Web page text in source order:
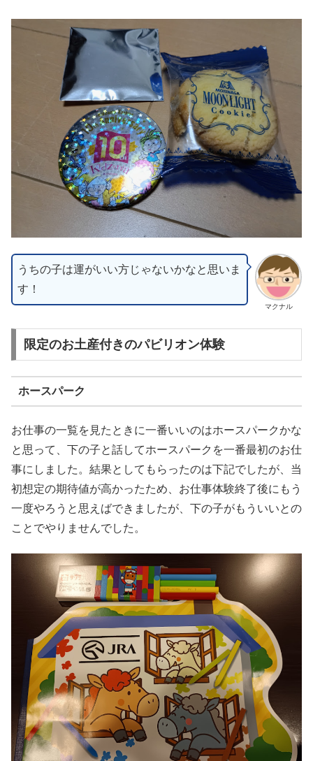
マクナル
うちの子は運がいい方じゃないかなと思いま
す！
限定のお土産付きのパビリオン体験
ホースパーク
お仕事の一覧を見たときに一番いいのはホースパークかな
と思って、下の子と話してホースパークを一番最初のお仕
事にしました。結果としてもらったのは下記でしたが、当
初想定の期待値が高かったため、お仕事体験終了後にもう
一度やろうと思えばできましたが、下の子がもういいとの
ことでやりませんでした。